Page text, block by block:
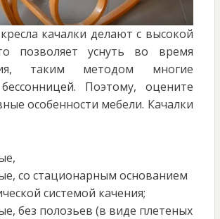
качалки делают с высокой
позволяет уснуть во время
таким методом многие
Поэтому, оцените
особенности мебели. Качалки
со стационарным основанием
системой качения;
без полозьев (в виде плетеных